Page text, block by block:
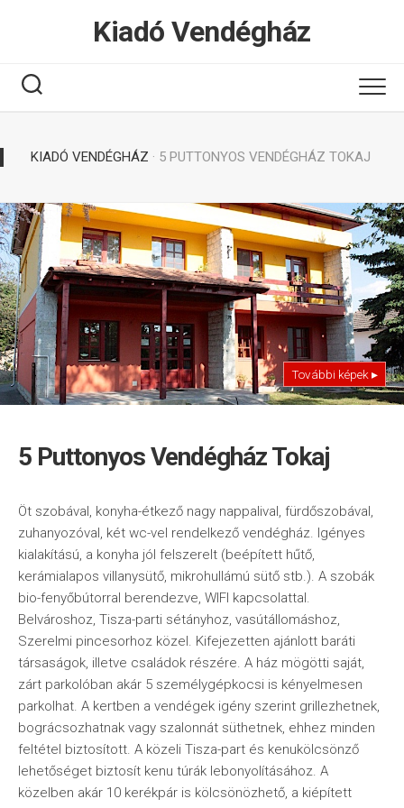
Kiadó Vendégház
KIADÓ VENDÉGHÁZ · 5 PUTTONYOS VENDÉGHÁZ TOKAJ
További képek ▸
5 Puttonyos Vendégház Tokaj
Öt szobával, konyha-étkező nagy nappalival, fürdőszobával,
zuhanyozóval, két wc-vel rendelkező vendégház. Igényes
kialakítású, a konyha jól felszerelt (beépített hűtő,
kerámialapos villanysütő, mikrohullámú sütő stb.). A szobák
bio-fenyőbútorral berendezve, WIFI kapcsolattal.
Belvároshoz, Tisza-parti sétányhoz, vasútállomáshoz,
Szerelmi pincesorhoz közel. Kifejezetten ajánlott baráti
társaságok, illetve családok részére. A ház mögötti saját,
zárt parkolóban akár 5 személygépkocsi is kényelmesen
parkolhat. A kertben a vendégek igény szerint grillezhetnek,
bográcsozhatnak vagy szalonnát süthetnek, ehhez minden
feltétel biztosított. A közeli Tisza-part és kenukölcsönző
lehetőséget biztosít kenu túrák lebonyolításához. A
közelben akár 10 kerékpár is kölcsönözhető, a kiépített